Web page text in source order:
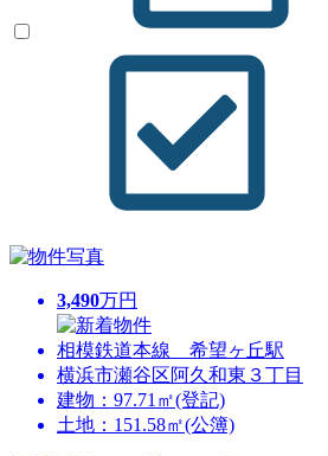
3,490万円
相模鉄道本線 希望ヶ丘駅
横浜市瀬谷区阿久和東３丁目
建物：97.71㎡(登記)
土地：151.58㎡(公簿)